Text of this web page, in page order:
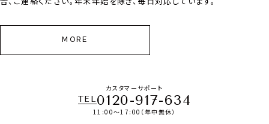
MORE
カスタマーサポート
TEL0120-917-634
11:00～17:00（年中無休）